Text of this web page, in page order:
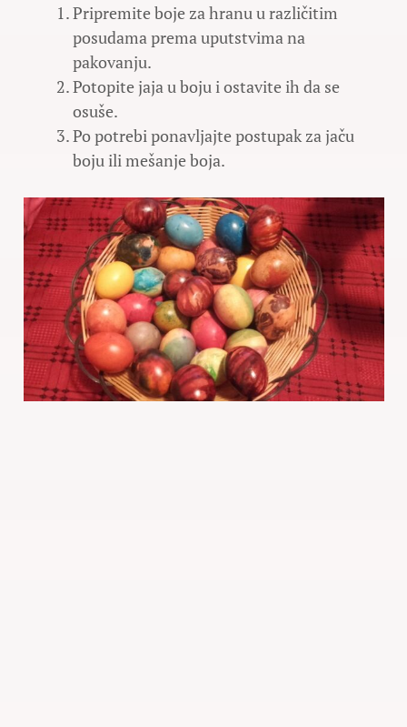
Pripremite boje za hranu u različitim
posudama prema uputstvima na
pakovanju.
Potopite jaja u boju i ostavite ih da se
osuše.
Po potrebi ponavljajte postupak za jaču
boju ili mešanje boja.